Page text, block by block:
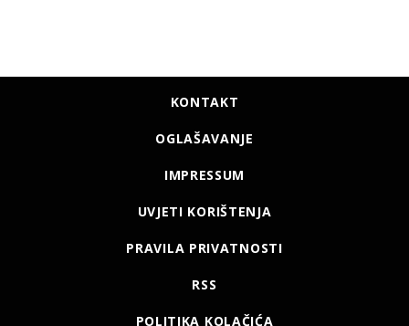
KONTAKT
OGLAŠAVANJE
IMPRESSUM
UVJETI KORIŠTENJA
PRAVILA PRIVATNOSTI
RSS
POLITIKA KOLAČIĆA